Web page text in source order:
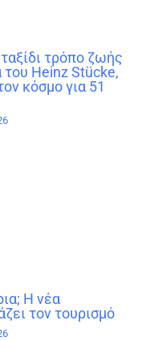
τρόπο ζωής
του Heinz Stücke,
κόσμο για 51
Η νέα
τον τουρισμό